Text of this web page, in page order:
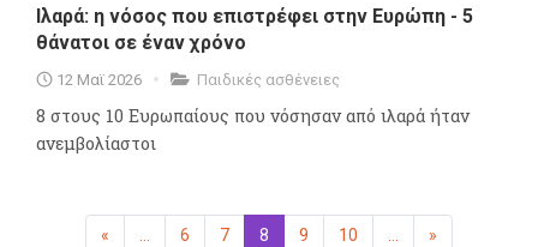
Ιλαρά: η νόσος που επιστρέφει στην Ευρώπη - 5
θάνατοι σε έναν χρόνο
12 Μαϊ 2026 Παιδικές ασθένειες
8 στους 10 Ευρωπαίους που νόσησαν από ιλαρά ήταν
ανεμβολίαστοι
« Προηγούμενη
6 7 8 (επιλεγμένη)
9 10 »